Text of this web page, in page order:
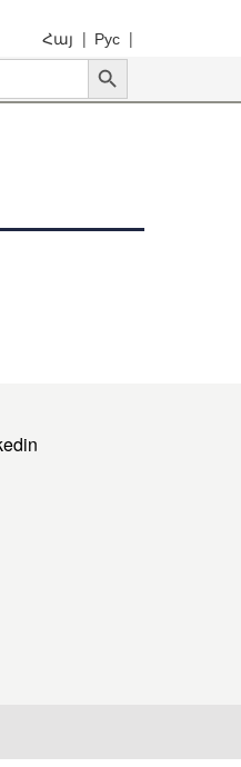
Рус |
Հայ |
Search Button